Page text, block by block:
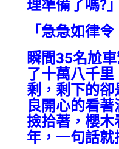
理準備了嗎?」
「急急如律令
瞬間35名尬
了十萬八千
剩，剩下的
良開心的看
撿拾著，櫻
年，一句話就